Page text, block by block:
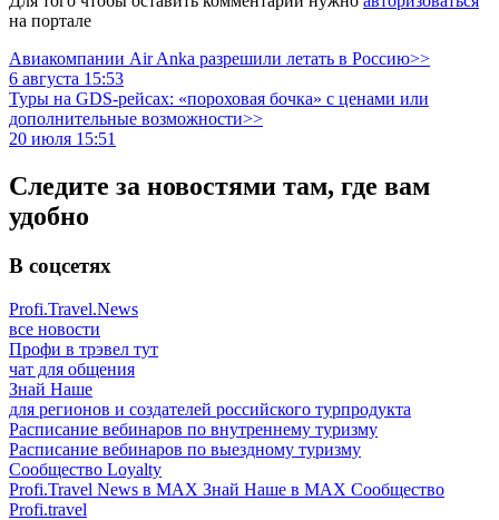
на портале
Авиакомпании Air Anka разрешили летать в Россию>>
6 августа 15:53
Туры на GDS-рейсах: «пороховая бочка» с ценами или
дополнительные возможности>>
20 июля 15:51
Следите за новостями там, где вам
удобно
В соцсетях
Profi.Travel.News
все новости
Профи в трэвел тут
чат для общения
Знай Наше
для регионов и создателей российского турпродукта
Расписание вебинаров по внутреннему туризму
Расписание вебинаров по выездному туризму
Сообщество Loyalty
Profi.Travel News в MAX Знай Наше в MAX Сообщество
Profi.travel